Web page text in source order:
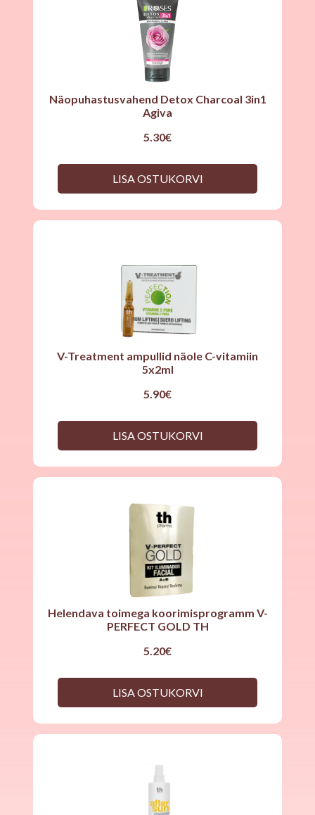
Näopuhastusvahend Detox Charcoal 3in1
Agiva
5.30€
LISA OSTUKORVI
V-Treatment ampullid näole C-vitamiin
5x2ml
5.90€
LISA OSTUKORVI
Helendava toimega koorimisprogramm V-
PERFECT GOLD TH
5.20€
LISA OSTUKORVI